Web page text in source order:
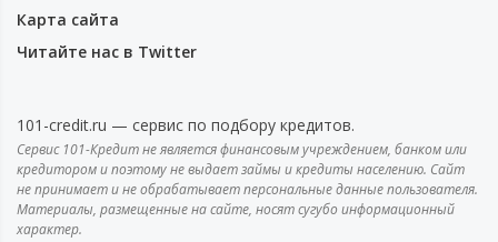
Карта сайта
Читайте нас в Twitter
101-credit.ru — сервис по подбору кредитов.
Сервис 101-Кредит не является финансовым учреждением, банком или
кредитором и поэтому не выдает займы и кредиты населению. Сайт
не принимает и не обрабатывает персональные данные пользователя.
Материалы, размещенные на сайте, носят сугубо информационный
характер.